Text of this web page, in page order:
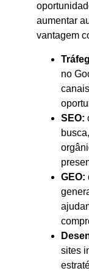
aumentar
vantagem
no
SEO:
GEO:
sites